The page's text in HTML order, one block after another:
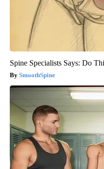
Spine Specialists Says: Do
SmoothSpine